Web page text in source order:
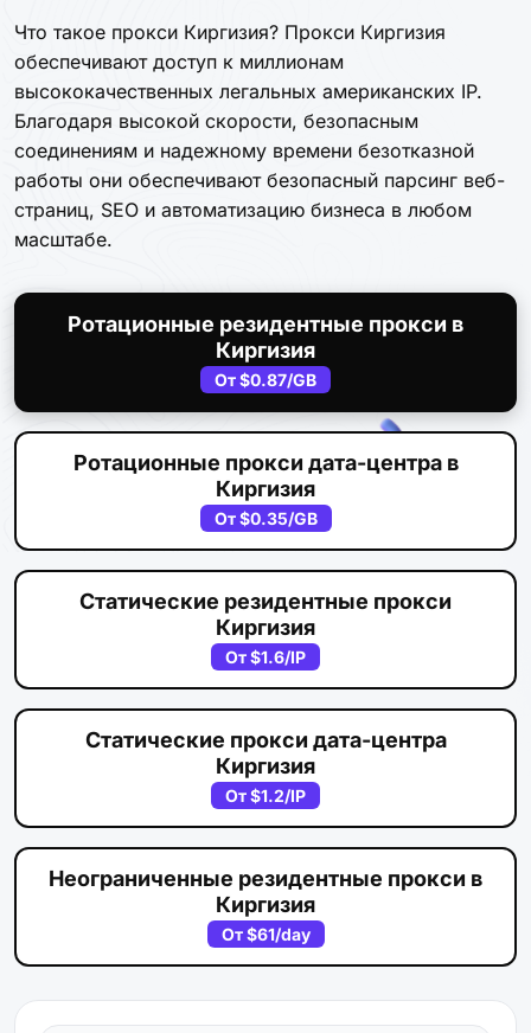
Что такое прокси Киргизия? Прокси Киргизия
обеспечивают доступ к миллионам
высококачественных легальных американских IP.
Благодаря высокой скорости, безопасным
соединениям и надежному времени безотказной
работы они обеспечивают безопасный парсинг веб-
страниц, SEO и автоматизацию бизнеса в любом
масштабе.
Ротационные резидентные прокси в
Киргизия
От$0.87/GB
Ротационные прокси дата-центра в
Киргизия
От$0.35/GB
Статические резидентные прокси
Киргизия
От$1.6/IP
Статические прокси дата-центра
Киргизия
От$1.2/IP
Неограниченные резидентные прокси в
Киргизия
От$61/day